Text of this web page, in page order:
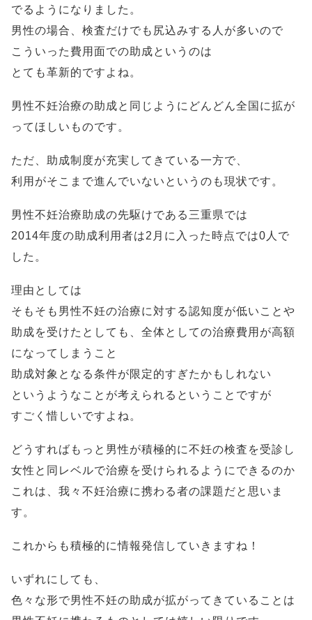
でるようになりました。
男性の場合、検査だけでも尻込みする人が多いので
こういった費用面での助成というのは
とても革新的ですよね。
男性不妊治療の助成と同じようにどんどん全国に拡が
ってほしいものです。
ただ、助成制度が充実してきている一方で、
利用がそこまで進んでいないというのも現状です。
男性不妊治療助成の先駆けである三重県では
2014年度の助成利用者は2月に入った時点では0人で
した。
理由としては
そもそも男性不妊の治療に対する認知度が低いことや
助成を受けたとしても、全体としての治療費用が高額
になってしまうこと
助成対象となる条件が限定的すぎたかもしれない
というようなことが考えられるということですが
すごく惜しいですよね。
どうすればもっと男性が積極的に不妊の検査を受診し
女性と同レベルで治療を受けられるようにできるのか
これは、我々不妊治療に携わる者の課題だと思いま
す。
これからも積極的に情報発信していきますね！
いずれにしても、
色々な形で男性不妊の助成が拡がってきていることは